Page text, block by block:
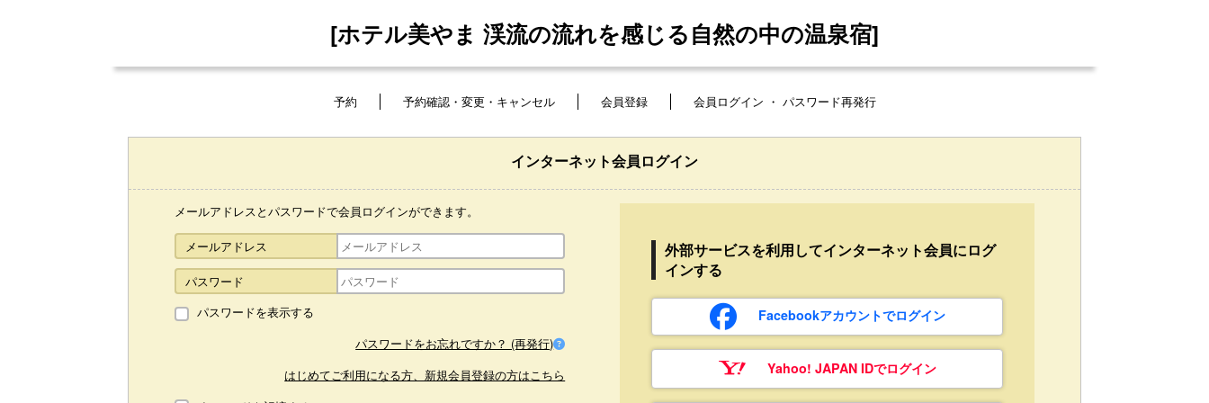
[ホテル美やま 渓流の流れを感じる自然の中の温泉宿]
予約 予約確認・変更・キャンセル 会員登録 会員ログイン ・ パスワード再発行
インターネット会員ログイン
メールアドレスとパスワードで会員ログインができます。
メールアドレス
パスワード
パスワードを表示する
パスワードをお忘れですか？ (再発行)
はじめてご利用になる方、新規会員登録の方はこちら
外部サービスを利用してインターネット会員にログ
インする
Facebookアカウントでログイン
Yahoo! JAPAN IDでログイン